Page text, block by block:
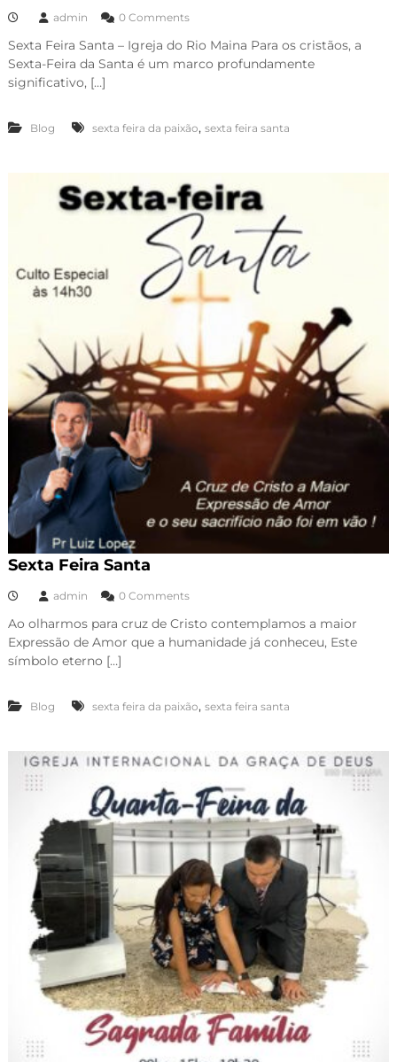
admin 0 Comments
Sexta Feira Santa – Igreja do Rio Maina Para os cristãos, a
Sexta-Feira da Santa é um marco profundamente
significativo, […]
Blog sexta feira da paixão, sexta feira santa
Sexta Feira Santa
admin 0 Comments
Ao olharmos para cruz de Cristo contemplamos a maior
Expressão de Amor que a humanidade já conheceu, Este
símbolo eterno […]
Blog sexta feira da paixão, sexta feira santa